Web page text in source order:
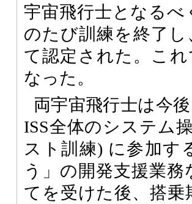
宇宙飛行士となる
のたび訓練を終了
て認定された。こ
なった。
両宇宙飛行士は今
ISS全体のシステム
スト訓練) に参加す
う」の開発支援業
てを受けた後、搭